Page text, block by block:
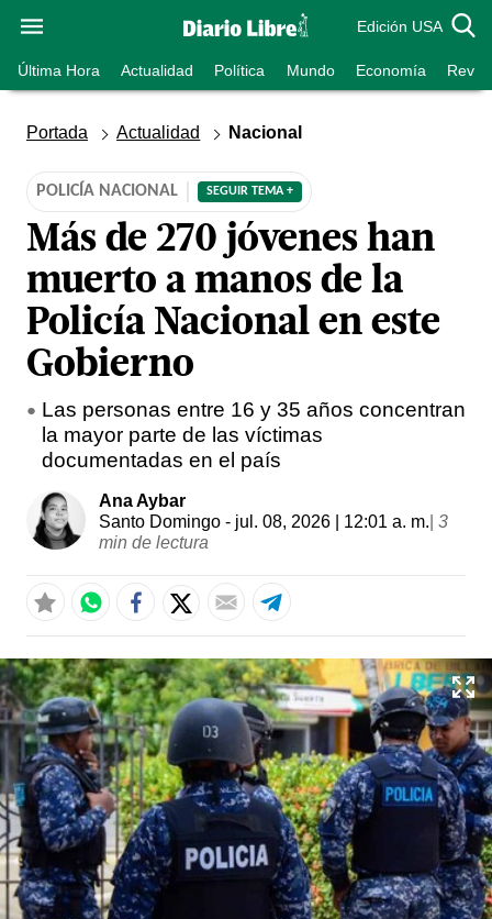
Edición USA
Última Hora Actualidad Política Mundo Economía
Portada Actualidad Nacional
POLICÍA NACIONAL SEGUIR TEMA +
Más de 270 jóvenes han
muerto a manos de la
Policía Nacional en este
Gobierno
Las personas entre 16 y 35 años concentran
la mayor parte de las víctimas
documentadas en el país
Ana Aybar
Santo Domingo - jul. 08, 2026 | 12:01 a. m. 3
min de lectura